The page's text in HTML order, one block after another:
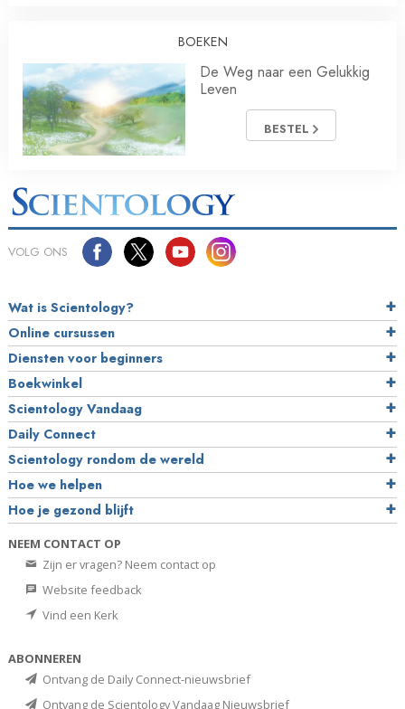
BOEKEN
De Weg naar een Gelukkig
Leven
BESTEL
VOLG ONS
Wat is Scientology?
Online cursussen
Diensten voor beginners
Boekwinkel
Scientology Vandaag
Daily Connect
Scientology rondom de wereld
Hoe we helpen
Hoe je gezond blijft
NEEM CONTACT OP
Zijn er vragen? Neem contact op
Website feedback
Vind een Kerk
ABONNEREN
Ontvang de Daily Connect-nieuwsbrief
Ontvang de Scientology Vandaag Nieuwsbrief